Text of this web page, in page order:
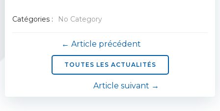
Catégories : No Category
Navigation
de
l’article
← Article précédent
TOUTES LES ACTUALITÉS
Navigation
Article suivant →